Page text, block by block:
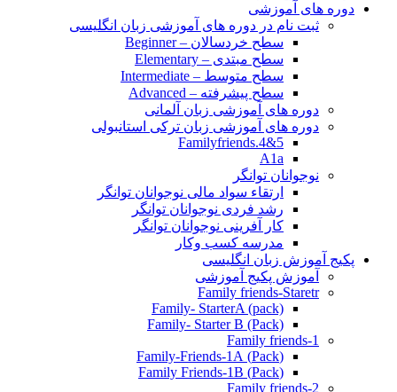
دوره های آموزشی
ثبت نام در دوره های آموزشی زبان انگلیسی
سطح خردسالان – Beginner
سطح مبتدی – Elementary
سطح متوسط – Intermediate
سطح پیشرفته – Advanced
دوره های آموزشی زبان آلمانی
دوره های آموزشی زبان ترکی استانبولی
Familyfriends.4&5
A1a
نوجوانان توانگر
ارتقاء سواد مالی نوجوانان توانگر
رشد فردی نوجوانان توانگر
کار آفرینی نوجوانان توانگر
مدرسه کسب وکار
پکیج آموزش زبان انگلیسی
آموزش پکیج آموزشی
Family friends-Staretr
Family- StarterA (pack)
Family- Starter B (Pack)
Family friends-1
(Pack) Family-Friends-1A
(Pack) Family Friends-1B
Family friends-2